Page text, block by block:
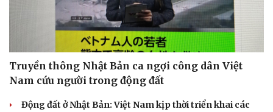
Truyền thông Nhật Bản ca ngợi công dân Việt
Nam cứu người trong động đất
Động đất ở Nhật Bản: Việt Nam kịp thời triển khai các